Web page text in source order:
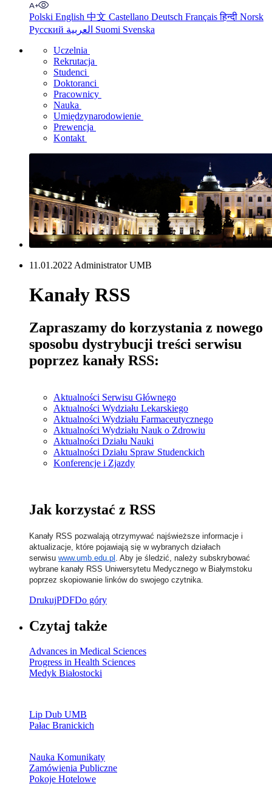
Polski English 中文 Castellano Deutsch Françaisहिन्दी Norsk
Русский
Suomi Svenska
Uczelnia
Rekrutacja
Studenci
Doktoranci
Pracownicy
Nauka
Umiędzynarodowienie
Prewencja
Kontakt
11.01.2022 Administrator UMB
Kanały RSS
Zapraszamy do korzystania z nowego
sposobu dystrybucji treści serwisu
poprzez kanały RSS:
Aktualności Serwisu Głównego
Aktualności Wydziału Lekarskiego
Aktualności Wydziału Farmaceutycznego
Aktualności Wydziału Nauk o Zdrowiu
Aktualności Działu Nauki
Aktualności Działu Spraw Studenckich
Konferencje i Zjazdy
Jak korzystać z RSS
Kanały RSS pozwalają otrzymywać najświeższe informacje i
aktualizacje, które pojawiają się w wybranych działach
serwisu www.umb.edu.pl . Aby je śledzić, należy subskrybować
wybrane kanały RSS Uniwersytetu Medycznego w Białymstoku
poprzez skopiowanie linków do swojego czytnika.
DrukujPDFDo góry
Czytaj także
Advances in Medical Sciences
Progress in Health Sciences
Medyk Białostocki
Lip Dub UMB
Pałac Branickich
Nauka Komunikaty
Zamówienia Publiczne
Pokoje Hotelowe